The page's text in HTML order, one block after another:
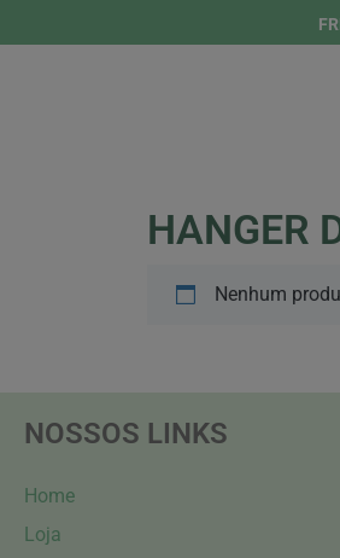
HANGER
Nenhum
NOSSOS LINKS
Home
Loja